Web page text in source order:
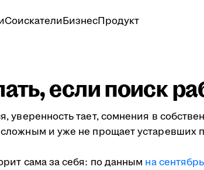
СоискателиБизнесПродукт
если поиск
уверенность тает, сомнения в
и уже не прощает устаревших
сама за себя: по данным на